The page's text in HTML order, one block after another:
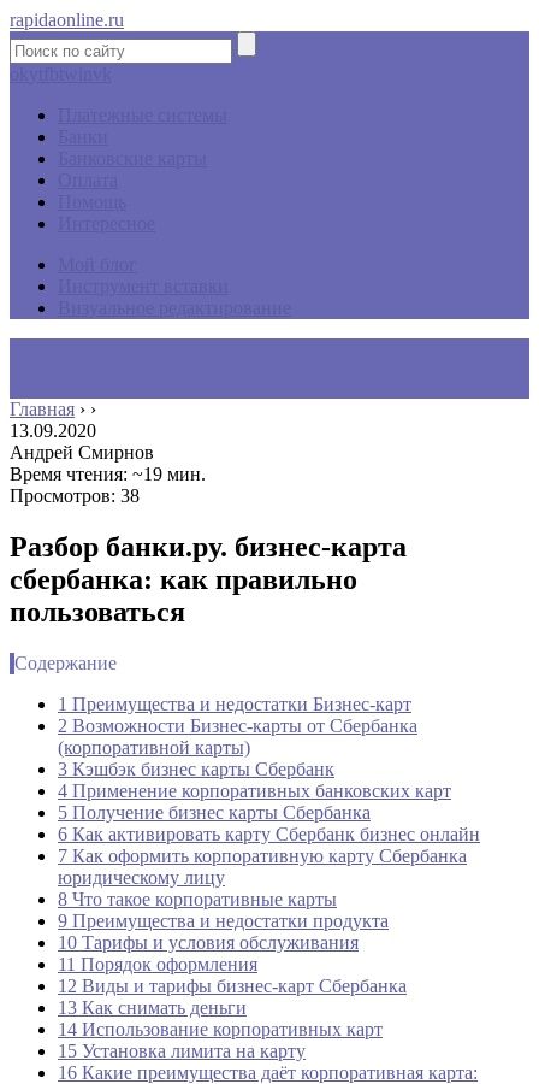
rapidaonline.ru
Главная › ›
13.09.2020
Андрей Смирнов
Время чтения: ~19 мин.
Просмотров: 38
Разбор банки.ру. бизнес-карта
сбербанка: как правильно
пользоваться
Содержание
1 Преимущества и недостатки Бизнес-карт
2 Возможности Бизнес-карты от Сбербанка
(корпоративной карты)
3 Кэшбэк бизнес карты Сбербанк
4 Применение корпоративных банковских карт
5 Получение бизнес карты Сбербанка
6 Как активировать карту Сбербанк бизнес онлайн
7 Как оформить корпоративную карту Сбербанка
юридическому лицу
8 Что такое корпоративные карты
9 Преимущества и недостатки продукта
10 Тарифы и условия обслуживания
11 Порядок оформления
12 Виды и тарифы бизнес-карт Сбербанка
13 Как снимать деньги
14 Использование корпоративных карт
15 Установка лимита на карту
16 Какие преимущества даёт корпоративная карта: